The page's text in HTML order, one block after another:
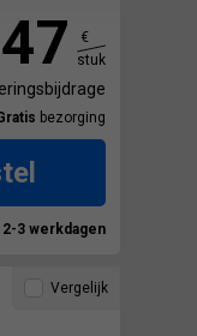
47
€
stuk
bezorging
3 werkdagen
Vergelijk